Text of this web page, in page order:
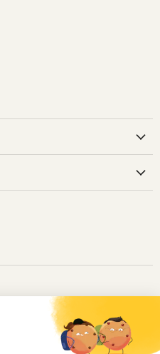
promotions, codes de